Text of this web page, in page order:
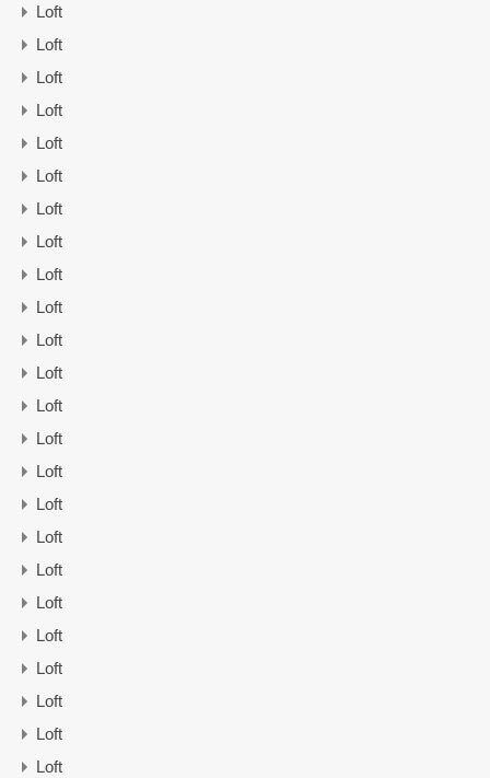
Loft
Loft
Loft
Loft
Loft
Loft
Loft
Loft
Loft
Loft
Loft
Loft
Loft
Loft
Loft
Loft
Loft
Loft
Loft
Loft
Loft
Loft
Loft
Loft